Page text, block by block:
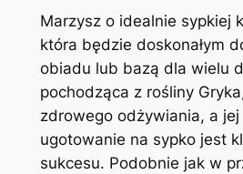
Marzysz o idealnie sypkiej
która będzie doskonałym
obiadu lub bazą dla wielu
pochodząca z rośliny
zdrowego odżywiania, a
ugotowanie na sypko jest
sukcesu. Podobnie jak w